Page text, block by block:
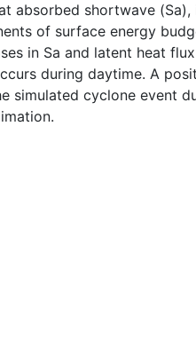
absorbed shortwave
of surface energy
in Sa and latent heat
during daytime. A
simulated cyclone event